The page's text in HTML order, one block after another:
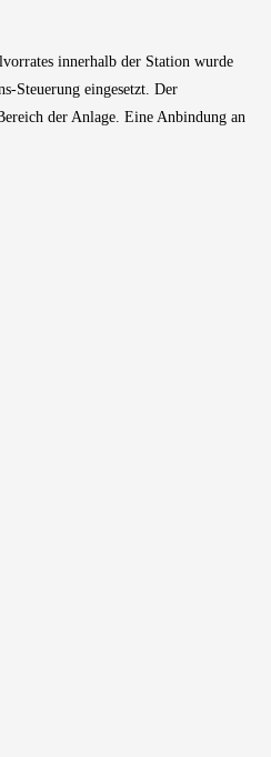
innerhalb der Station wurde
Steuerung eingesetzt. Der
der Anlage. Eine Anbindung an